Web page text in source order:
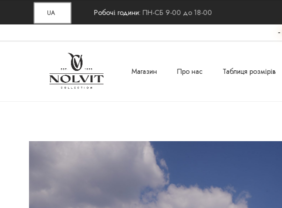
UA Робочі години:ПН-СБ 9-00 до 18-00
-
Магазин Про нас Таблиця розмірів